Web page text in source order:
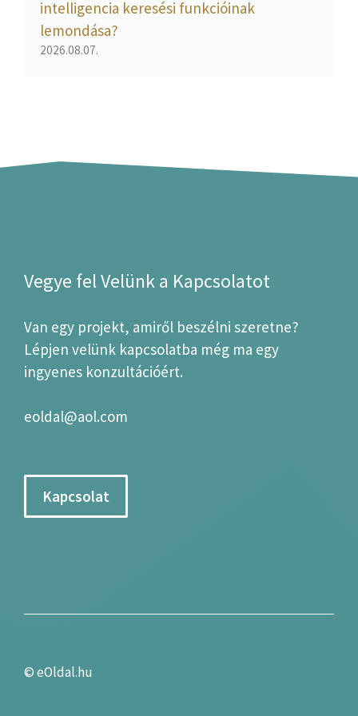
intelligencia keresési funkcióinak
lemondása?
2026.08.07.
Vegye fel Velünk a Kapcsolatot
Van egy projekt, amiről beszélni szeretne?
Lépjen velünk kapcsolatba még ma egy
ingyenes konzultációért.
eoldal@aol.com
Kapcsolat
©eOldal.hu